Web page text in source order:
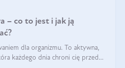
– co to jest i jak ją
dla organizmu. To aktywna,
każdego dnia chroni cię przed